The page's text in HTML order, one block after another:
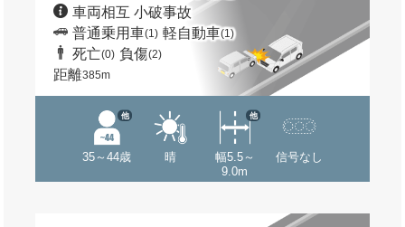
車両相互 小破事故
普通乗用車(1) 軽自動車(1)
死亡(0) 負傷(2)
距離385m
35～44歳
他
晴
幅5.5～
9.0m
他
信号なし